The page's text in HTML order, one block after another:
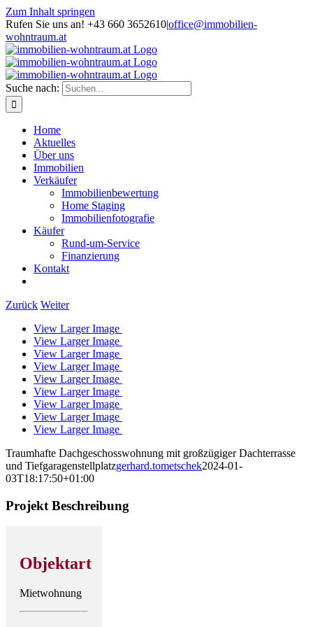
Zum Inhalt springen
Rufen Sie uns an! +43 660 3652610|office@immobilien-
wohntraum.at
Suche nach:
Home
Aktuelles
Über uns
Immobilien
Verkäufer
Immobilienbewertung
Home Staging
Immobilienfotografie
Käufer
Rund-um-Service
Finanzierung
Kontakt
Zurück Weiter
View Larger Image
View Larger Image
View Larger Image
View Larger Image
View Larger Image
View Larger Image
View Larger Image
View Larger Image
View Larger Image
Traumhafte Dachgeschosswohnung mit großzügiger Dachterrasse
und Tiefgaragenstellplatzgerhard.tometschek2024-01-
03T18:17:50+01:00
Projekt Beschreibung
Objektart
Mietwohnung